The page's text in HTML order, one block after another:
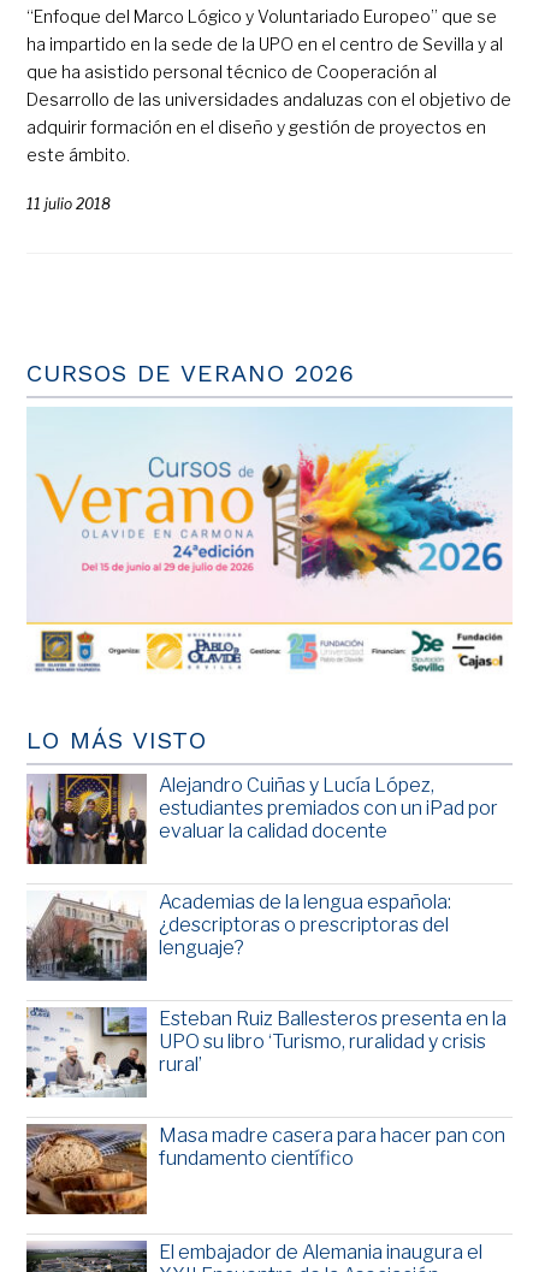
“Enfoque del Marco Lógico y Voluntariado Europeo” que se
ha impartido en la sede de la UPO en el centro de Sevilla y al
que ha asistido personal técnico de Cooperación al
Desarrollo de las universidades andaluzas con el objetivo de
adquirir formación en el diseño y gestión de proyectos en
este ámbito.
11 julio 2018
CURSOS DE VERANO 2026
LO MÁS VISTO
Alejandro Cuiñas y Lucía López,
estudiantes premiados con un iPad por
evaluar la calidad docente
Academias de la lengua española:
¿descriptoras o prescriptoras del
lenguaje?
Esteban Ruiz Ballesteros presenta en la
UPO su libro ‘Turismo, ruralidad y crisis
rural’
Masa madre casera para hacer pan con
fundamento científico
El embajador de Alemania inaugura el